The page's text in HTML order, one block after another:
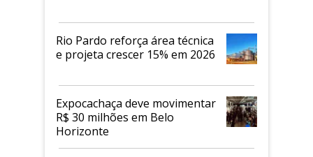
Rio Pardo reforça área técnica
e projeta crescer 15% em 2026
Expocachaça deve movimentar
R$ 30 milhões em Belo
Horizonte